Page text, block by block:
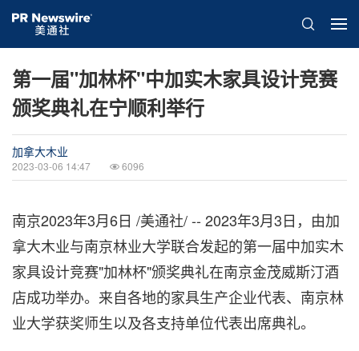
第一届"加林杯"中加实木家具设计竞赛
颁奖典礼在宁顺利举行
加拿大木业
2023-03-06 14:47 6096
南京2023年3月6日 /美通社/ -- 2023年3月3日，由加
拿大木业与南京林业大学联合发起的第一届中加实木
家具设计竞赛"加林杯"颁奖典礼在南京金茂威斯汀酒
店成功举办。来自各地的家具生产企业代表、南京林
业大学获奖师生以及各支持单位代表出席典礼。